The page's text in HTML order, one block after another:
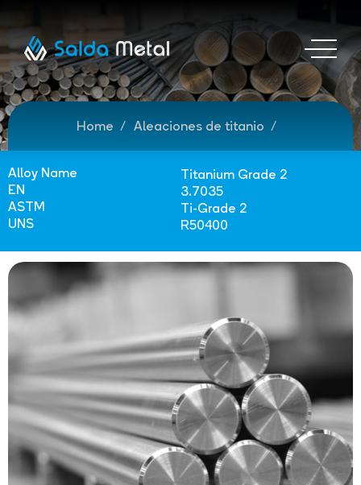
Home Aleaciones de titanio
Alloy Name
Titanium Grade 2
EN
3.7035
ASTM
Ti-Grade 2
UNS
R50400